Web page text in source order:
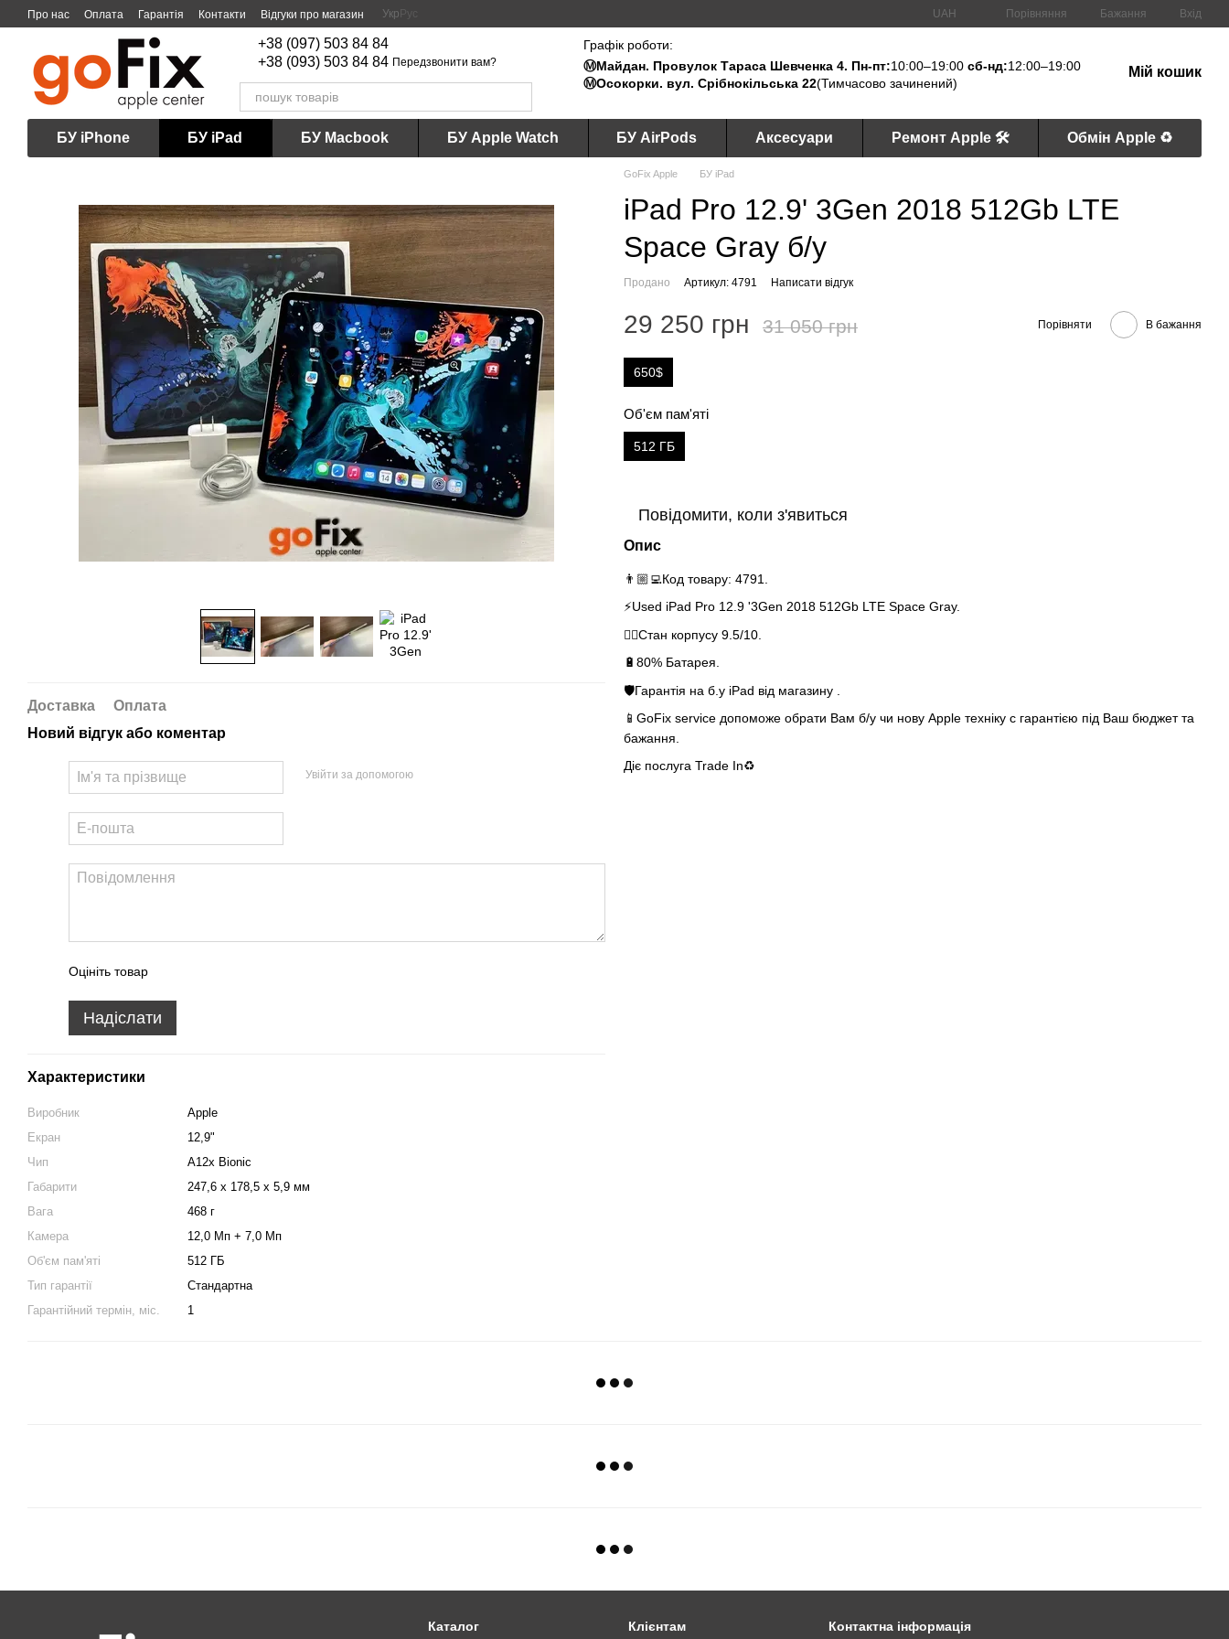
Перейти до основного контенту
Про нас Оплата Гарантія Контакти Відгуки про магазин Укр Рус UAH Порівняння Бажання Вхід
+38 (097) 503 84 84
+38 (093) 503 84 84 Передзвонити вам?
Графік роботи:
Ⓜ️Майдан. Провулок Тараса Шевченка 4. Пн-пт:10:00–19:00сб-нд:12:00–19:00
Ⓜ️Осокорки. вул. Срібнокільська 22(Тимчасово зачинений)
Мій кошик
БУ iPhone БУ iPad БУ Macbook БУ Apple Watch БУ AirPods Аксесуари Ремонт Apple 🛠 Обмін Apple ♻️
Доставка
Оплата
Новий відгук або коментар
Увійти за допомогою
Оцініть товар
Надіслати
Характеристики
Виробник
Apple
Екран
12,9"
Чип
A12x Bionic
Габарити
247,6 x 178,5 x 5,9 мм
Вага
468 г
Камера
12,0 Мп + 7,0 Мп
Об'єм пам'яті
512 ГБ
Тип гарантії
Стандартна
Гарантійний термін, міс.
1
GoFix Apple БУ iPad
iPad Pro 12.9' 3Gen 2018 512Gb LTE
Space Gray б/у
Продано Артикул: 4791 Написати відгук
29 250 грн 31 050 грн Порівняти В бажання
650$
Об'єм пам'яті
512 ГБ
Повідомити, коли з'явиться
Опис
👨🏼‍💻Код товару: 4791.
⚡️Used iPad Pro 12.9 '3Gen 2018 512Gb LTE Space Gray.
👌🏻Стан корпусу 9.5/10.
🔋80% Батарея.
🛡Гарантія на б.у iPad від магазину .
📱GoFix service допоможе обрати Вам б/у чи нову Apple техніку с гарантією під Ваш бюджет та
бажання.
Діє послуга Trade In♻️
Каталог Клієнтам Контактна інформація